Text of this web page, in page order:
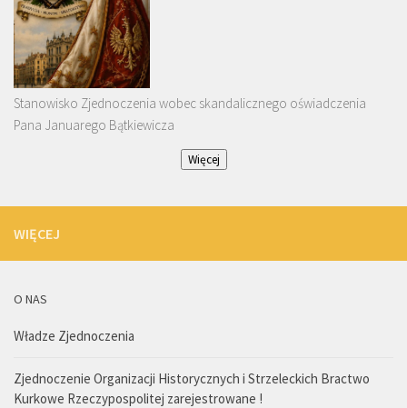
Stanowisko Zjednoczenia wobec skandalicznego oświadczenia
Pana Januarego Bątkiewicza
Więcej
WIĘCEJ
O NAS
Władze Zjednoczenia
Zjednoczenie Organizacji Historycznych i Strzeleckich Bractwo
Kurkowe Rzeczypospolitej zarejestrowane !